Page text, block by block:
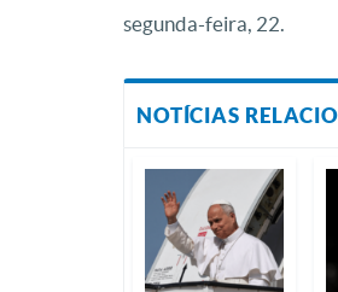
segunda-feira, 22.
NOTÍCIAS